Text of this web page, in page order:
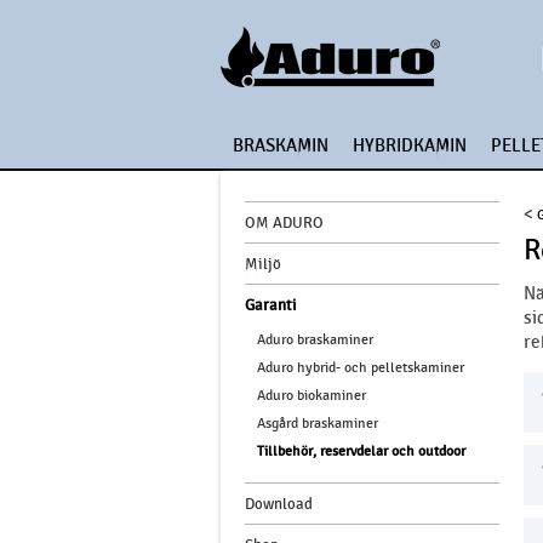
BRASKAMIN HYBRIDKAMIN
OM ADURO
Miljö
Garanti
Aduro braskaminer
Aduro hybrid- och pelletskaminer
Aduro biokaminer
Asgård braskaminer
Tillbehör, reservdelar och outdoor
Download
<